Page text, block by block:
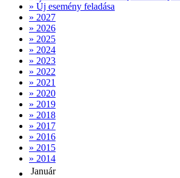
» Új esemény feladása
» 2027
» 2026
» 2025
» 2024
» 2023
» 2022
» 2021
» 2020
» 2019
» 2018
» 2017
» 2016
» 2015
» 2014
Január